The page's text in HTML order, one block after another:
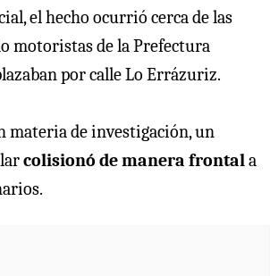
el hecho ocurrió cerca de las
motoristas de la Prefectura
por calle Lo Errázuriz.
materia de investigación, un
colisionó de manera frontala